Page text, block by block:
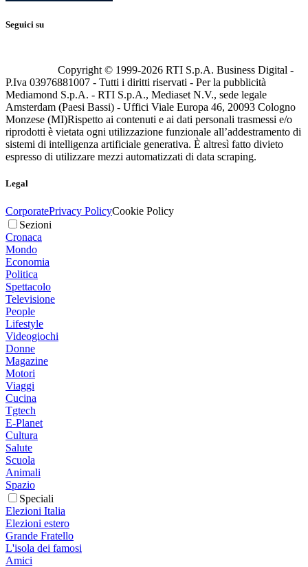
Seguici su
Copyright © 1999-2026 RTI S.p.A. Business Digital -
P.Iva 03976881007 - Tutti i diritti riservati - Per la pubblicità
Mediamond S.p.A. - RTI S.p.A., Mediaset N.V., sede legale
Amsterdam (Paesi Bassi) - Uffici Viale Europa 46, 20093 Cologno
Monzese (MI)Rispetto ai contenuti e ai dati personali trasmessi e/o
riprodotti è vietata ogni utilizzazione funzionale all’addestramento di
sistemi di intelligenza artificiale generativa. È altresì fatto divieto
espresso di utilizzare mezzi automatizzati di data scraping.
Legal
CorporatePrivacy PolicyCookie Policy
Sezioni
Cronaca
Mondo
Economia
Politica
Spettacolo
Televisione
People
Lifestyle
Videogiochi
Donne
Magazine
Motori
Viaggi
Cucina
Tgtech
E-Planet
Cultura
Salute
Scuola
Animali
Spazio
Speciali
Elezioni Italia
Elezioni estero
Grande Fratello
L'isola dei famosi
Amici